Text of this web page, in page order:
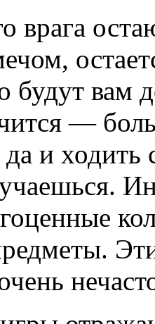
врага
будут вам
—
и